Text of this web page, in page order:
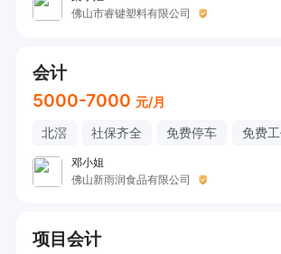
佛山市睿键塑料有限公司
会计
5000-7000 元/月
北滘 社保齐全 免费停车 免费
邓小姐
佛山新雨润食品有限公司
项目会计